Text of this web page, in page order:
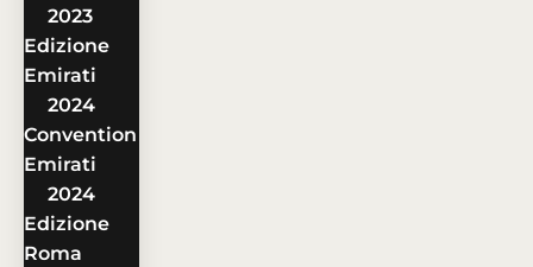
2023
Edizione
Emirati
2024
Convention
Emirati
2024
Edizione
Roma